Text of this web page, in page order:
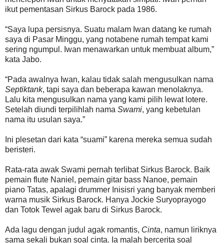
ikut pementasan Sirkus Barock pada 1986.
“Saya lupa persisnya. Suatu malam Iwan datang ke rumah
saya di Pasar Minggu, yang notabene rumah tempat kami
sering ngumpul. Iwan menawarkan untuk membuat album,”
kata Jabo.
“Pada awalnya Iwan, kalau tidak salah mengusulkan nama
Septiktank, tapi saya dan beberapa kawan menolaknya.
Lalu kita mengusulkan nama yang kami pilih lewat lotere.
Setelah diundi terpilihlah nama Swami, yang kebetulan
nama itu usulan saya.”
Ini plesetan dari kata “suami” karena mereka semua sudah
beristeri.
Rata-rata awak Swami pernah terlibat Sirkus Barock. Baik
pemain flute Naniel, pemain gitar bass Nanoe, pemain
piano Tatas, apalagi drummer Inisisri yang banyak memberi
warna musik Sirkus Barock. Hanya Jockie Suryoprayogo
dan Totok Tewel agak baru di Sirkus Barock.
Ada lagu dengan judul agak romantis, Cinta, namun liriknya
sama sekali bukan soal cinta. Ia malah bercerita soal